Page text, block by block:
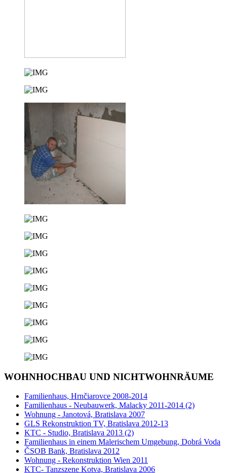
WOHNHOCHBAU UND NICHTWOHNRÄUME
Familienhaus, Hrnčiarovce 2008-2014
Familienhaus - Neubauwerk, Malacky 2011-2014 (2)
Wohnung - Janotová, Bratislava 2007
GLS Rekonstruktion TV, Bratislava 2012-13
KTC - Studio, Bratislava 2013 (2)
Familienhaus in einem Malerischem Umgebung, Dobrá Voda
ČSOB Bank, Bratislava 2012
Wohnung - Rekonstruktion Wien 2011
KTC- Tanzszene Kotva, Bratislava 2006